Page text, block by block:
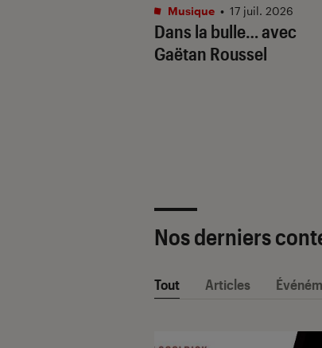
Dans la bulle… avec
Gaëtan Roussel
Musique • 17 juil. 2026
Nos derniers
Tout Articles